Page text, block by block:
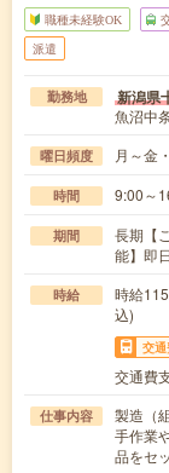
職種未経験OK
派遣
勤務地 新潟県
魚沼中
曜日頻度 月～金
時間 9:00～
期間
長期【
能】即
時給
時給
込)
交
交通費
仕事内容
製造（
手作業
品をセ